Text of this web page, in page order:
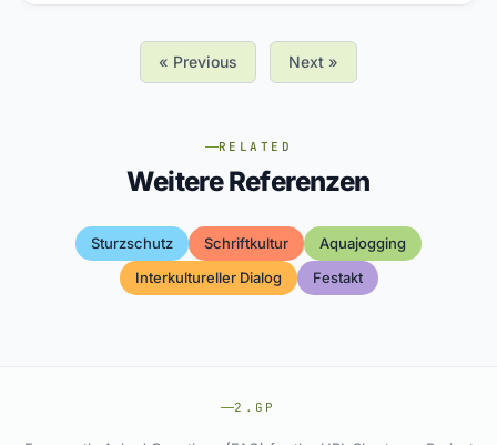
« Previous Next »
RELATED
Weitere Referenzen
Sturzschutz Schriftkultur
Aquajogging
Interkultureller Dialog
Festakt
2.GP